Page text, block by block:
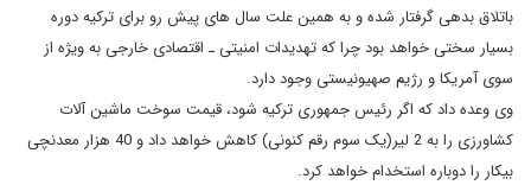
باتلاق بدهی گرفتار شده و به همین علت سال های پیش رو برای ترکیه دوره
بسیار سختی خواهد بود چرا که تهدیدات امنیتی ـ اقتصادی خارجی به ویژه از
سوی آمریکا و رژیم صهیونیستی وجود دارد.
وی وعده داد که اگر رئیس جمهوری ترکیه شود، قیمت سوخت ماشین آلات
کشاورزی را به 2 لیر(یک سوم رقم کنونی) کاهش خواهد داد و 40 هزار معدنچی
بیکار را دوباره استخدام خواهد کرد.